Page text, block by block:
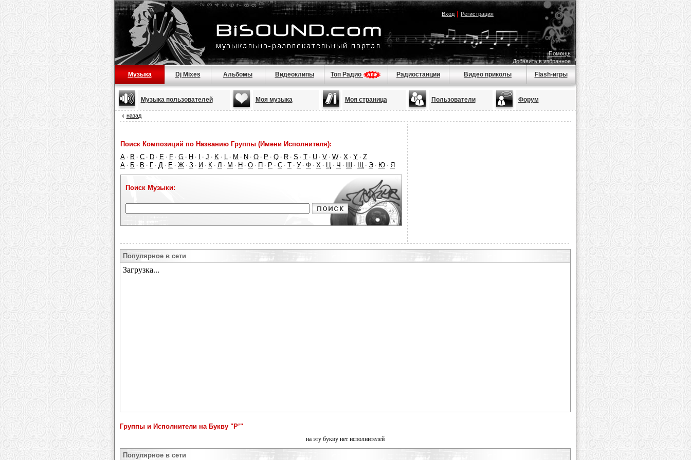
Вход| Регистрация
Помощь
Добавить в избранное
Музыка Dj Mixes Альбомы Видеоклипы Топ Радио Радиостанции Видео приколы Flash-игры
Музыка пользователей Моя музыка Моя страница Пользователи Форум
назад
Поиск Композиций по Названию Группы (Имени Исполнителя):
A · B · C · D · E · F · G · H · · J · K · L · M · N · O · P · Q · R · S · T · U · V · W · X · Y · Z
А · Б · В · Г · Д · Е · Ж · З · И · К · Л · М · Н · О · П · Р · С · Т · У · Ф · Х · Ц · Ч · Ш · Щ · Э · Ю · Я
Поиск Музыки:
Популярное в сети
Группы и Исполнители на Букву "Р’"
на эту букву нет исполнителей
Популярное в сети